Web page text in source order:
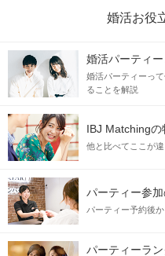
婚活お役
婚活パーティ
婚活パーティーっ
ることを解説
IBJ Matchingの
他と比べてここが
パーティー参
パーティー予約後
パーティーラ